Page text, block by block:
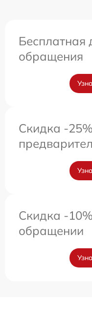
Бесплатная
обращения
Скидка -
Скидка -
обращении